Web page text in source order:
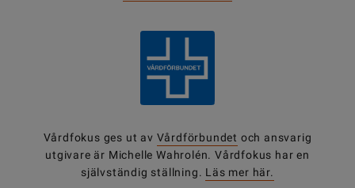
Vårdfokus ges ut av Vårdförbundet och ansvarig
utgivare är Michelle Wahrolén. Vårdfokus har en
självständig ställning. Läs mer här.